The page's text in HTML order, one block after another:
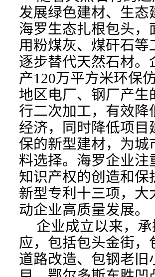
发展绿色建材、生
海罗生态扎根包头
用粉煤灰、煤矸石
逐步替代天然石材。
产120万平方米环保
地区电厂、钢厂产
行二次加工，有效
经济，同时降低项
保的新型建材，为城
料选择。海罗企业
知识产权的创造和
新型专利十三项，
动企业高质量发展。
企业成立以来，
应，包括包头金街
道路改造、包钢老